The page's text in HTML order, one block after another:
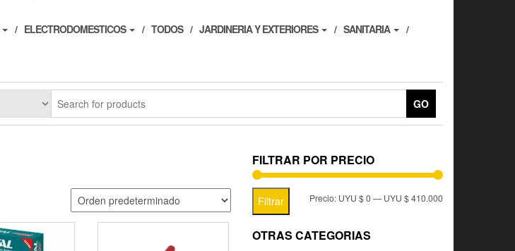
ELECTRODOMESTICOS TODOS JARDINERIA Y EXTERIORES SANITARIA
GO
FILTRAR POR PRECIO
Filtrar Precio: UYU $ 0—UYU $ 410.000
OTRAS CATEGORIAS